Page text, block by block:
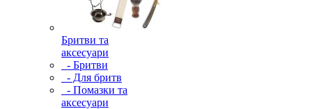
Бритви та
аксесуари
- Бритви
- Для бритв
- Помазки та
аксесуари